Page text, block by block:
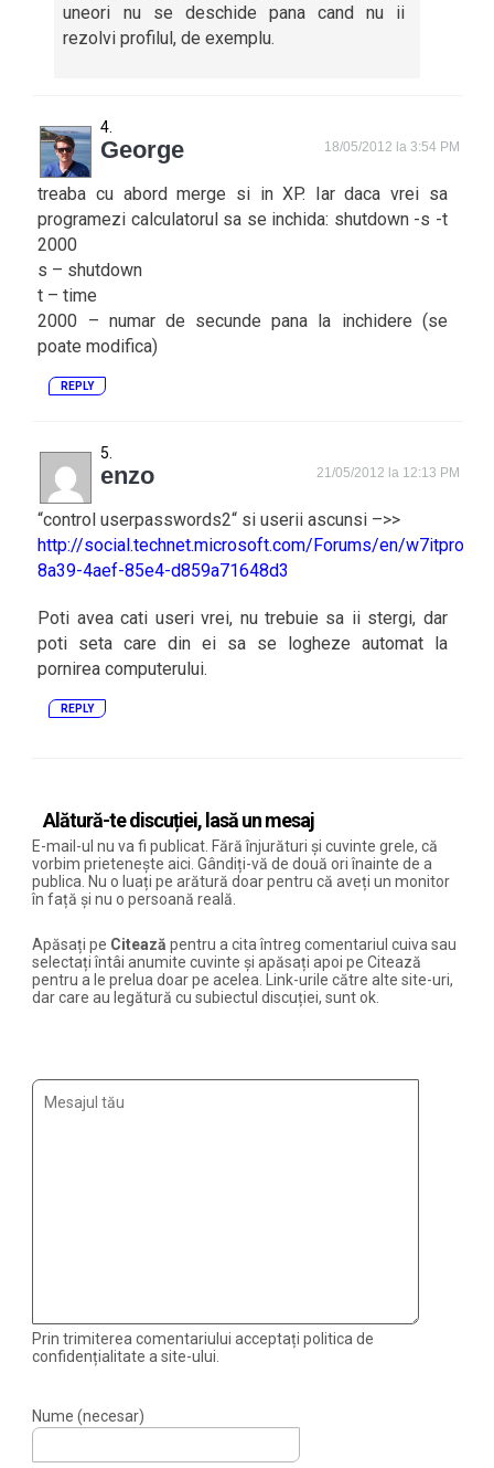
uneori nu se deschide pana cand nu ii
rezolvi profilul, de exemplu.
George 18/05/2012 la 3:54 PM
treaba cu abord merge si in XP. Iar daca vrei sa
programezi calculatorul sa se inchida: shutdown -s -t
2000
s – shutdown
t – time
2000 – numar de secunde pana la inchidere (se
poate modifica)
REPLY
enzo 21/05/2012 la 12:13 PM
“control userpasswords2“ si userii ascunsi –>>
http://social.technet.microsoft.com/Forums/en/w7itproui/
8a39-4aef-85e4-d859a71648d3
Poti avea cati useri vrei, nu trebuie sa ii stergi, dar
poti seta care din ei sa se logheze automat la
pornirea computerului.
REPLY
Alătură-te discuției, lasă un mesaj
E-mail-ul nu va fi publicat. Fără înjurături și cuvinte grele, că
vorbim prietenește aici. Gândiți-vă de două ori înainte de a
publica. Nu o luați pe arătură doar pentru că aveți un monitor
în față și nu o persoană reală.
Apăsați pe Citează pentru a cita întreg comentariul cuiva sau
selectați întâi anumite cuvinte și apăsați apoi pe Citează
pentru a le prelua doar pe acelea. Link-urile către alte site-uri,
dar care au legătură cu subiectul discuției, sunt ok.
Prin trimiterea comentariului acceptați politica de
confidențialitate a site-ului.
Nume (necesar)